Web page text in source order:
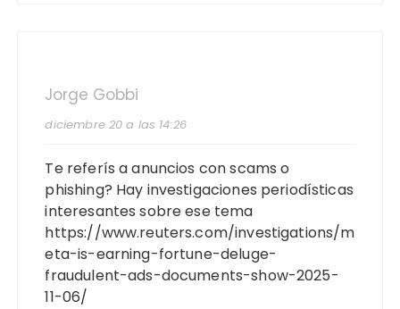
Jorge Gobbi
diciembre 20 a las 14:26
Te referís a anuncios con scams o
phishing? Hay investigaciones periodísticas
interesantes sobre ese tema
https://www.reuters.com/investigations/m
eta-is-earning-fortune-deluge-
fraudulent-ads-documents-show-2025-
11-06/